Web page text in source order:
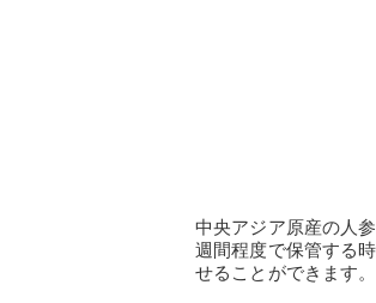
中央アジア原産の人
週間程度で保管する
せることができます。